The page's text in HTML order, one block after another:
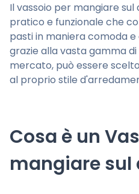
Il vassoio per mangiare sul
pratico e funzionale che
pasti in maniera comoda
grazie alla vasta gamma
mercato, può essere
al proprio stile
Cosa è un
mangiare sul